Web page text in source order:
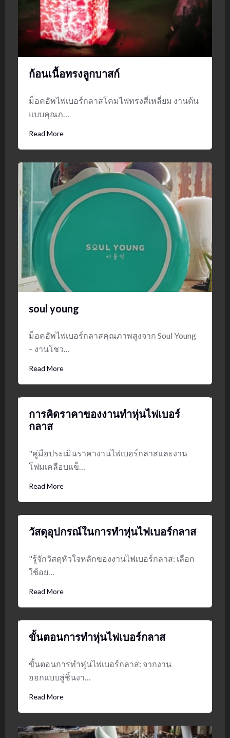
ก้อนเนื้อทรงลูกบาสก์
ม็อคอัพไฟเบอร์กลาสโคมไฟทรงสี่เหลี่ยม งานต้น
แบบคุณภ…
Read More
soul young
ม็อคอัพไฟเบอร์กลาสคุณภาพสูงจาก Soul Young
– งานโชว…
Read More
การคิดราคาของงานทำหุ่นไฟเบอร์
กลาส
"คู่มือประเมินราคางานไฟเบอร์กลาสและงาน
โฟมเคลือบแข็…
Read More
วัสดุอุปกรณ์ในการทำหุ่นไฟเบอร์กลาส
"รู้จักวัสดุหัวใจหลักของงานไฟเบอร์กลาส: เลือก
ใช้อย…
Read More
ขั้นตอนการทำหุ่นไฟเบอร์กลาส
ขั้นตอนการทำหุ่นไฟเบอร์กลาส: จากงาน
ออกแบบสู่ชิ้นงา…
Read More